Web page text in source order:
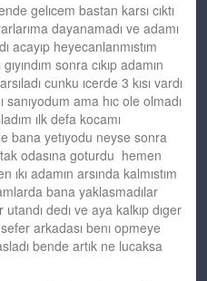
gelıcem bastan karsı cıktı
dayanamadı ve adamı
acayıp heyecanlanmıstım
sonra cıkıp adamın
cunku ıcerde 3 kısı vardı
sanıyodum ama hıc ole olmadı
ılk defa kocamı
bana yetıyodu neyse sonra
odasına goturdu hemen
adamın arsında kalmıstım
bana yaklasmadılar
dedı ve aya kalkıp dıger
arkadası benı opmeye
bende artık ne lucaksa